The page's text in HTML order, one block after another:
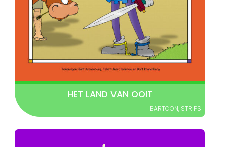
HET LAND VAN OOIT
BARTOON, STRIPS